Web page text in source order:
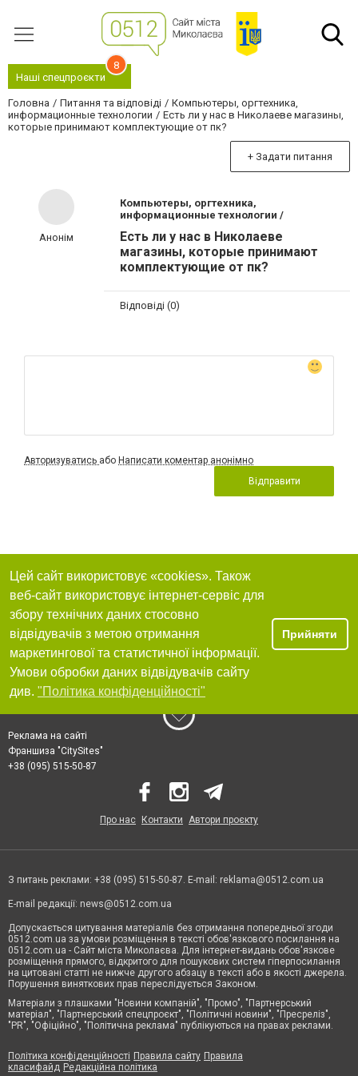
Наші спецпроєкти
8
Головна Питання та відповіді
Компьютеры, оргтехника,
информационные технологии
Есть ли у нас в Николаеве магазины,
которые принимают комплектующие от пк?
+ Задати питання
Анонім
Компьютеры, оргтехника,
информационные технологии /
Есть ли у нас в Николаеве
магазины, которые принимают
комплектующие от пк?
Відповіді (0)
Авторизуватись або Написати коментар анонімно
Відправити
Цей сайт використовує «cookies». Також
веб-сайт використовує інтернет-сервіс для
збору технічних даних стосовно
відвідувачів з метою отримання
маркетингової та статистичної інформації.
Умови обробки даних відвідувачів сайту
див. "Політика конфіденційності"
Прийняти
Реклама на сайті
Франшиза "CitySites"
+38 (095) 515-50-87
Про нас Контакти Автори проєкту
З питань реклами: +38 (095) 515-50-87. E-mail: reklama@0512.com.ua
E-mail редакції: news@0512.com.ua
Допускається цитування матеріалів без отримання попередньої згоди
0512.com.ua за умови розміщення в тексті обов'язкового посилання на
0512.com.ua - Сайт міста Миколаєва. Для інтернет-видань обов'язкове
розміщення прямого, відкритого для пошукових систем гіперпосилання
на цитовані статті не нижче другого абзацу в тексті або в якості джерела.
Порушення виняткових прав переслідується Законом.
Матеріали з плашками "Новини компаній", "Промо", "Партнерський
матеріал", "Партнерський спецпроєкт", "Політичні новини", "Пресреліз",
"PR", "Офіційно", "Політична реклама" публікуються на правах реклами.
Політика конфіденційності Правила сайту Правила
класифайд Редакційна політика